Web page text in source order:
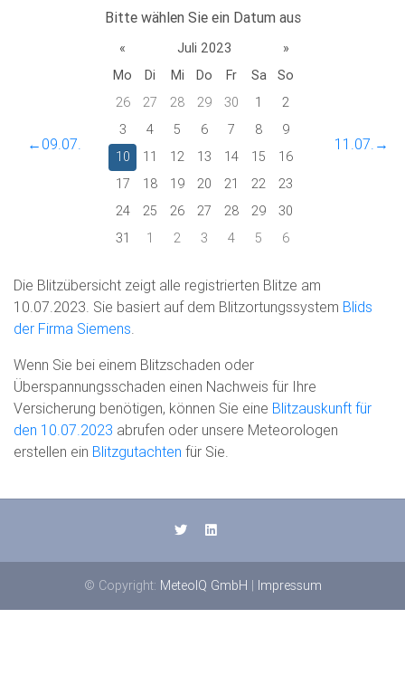
Bitte wählen Sie ein Datum aus
←09.07.
« Juli 2023
»
Mo
Di Mi Do Fr Sa
So
26
27 28 29 30 1
2
3
4 5 6 7 8
9
10
11 12 13 14 15
16
17
18 19 20 21 22
23
24
25 26 27 28 29
30
31
1 2 3 4 5 6
11.07.→
Die Blitzübersicht zeigt alle registrierten Blitze am
10.07.2023. Sie basiert auf dem Blitzortungssystem Blids
der Firma Siemens
Wenn Sie bei einem Blitzschaden oder
Überspannungsschaden einen Nachweis für Ihre
Versicherung benötigen, können Sie eine Blitzauskunft für
den 10.07.2023 abrufen oder unsere Meteorologen
erstellen ein Blitzgutachten für Sie.
© Copyright: MeteoIQ GmbH | Impressum